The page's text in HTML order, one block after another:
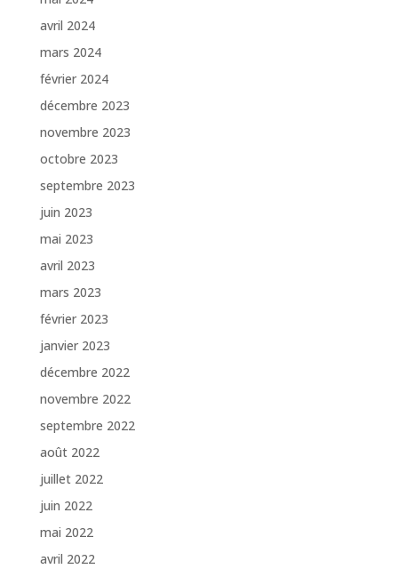
avril 2024
mars 2024
février 2024
décembre 2023
novembre 2023
octobre 2023
septembre 2023
juin 2023
mai 2023
avril 2023
mars 2023
février 2023
janvier 2023
décembre 2022
novembre 2022
septembre 2022
août 2022
juillet 2022
juin 2022
mai 2022
avril 2022